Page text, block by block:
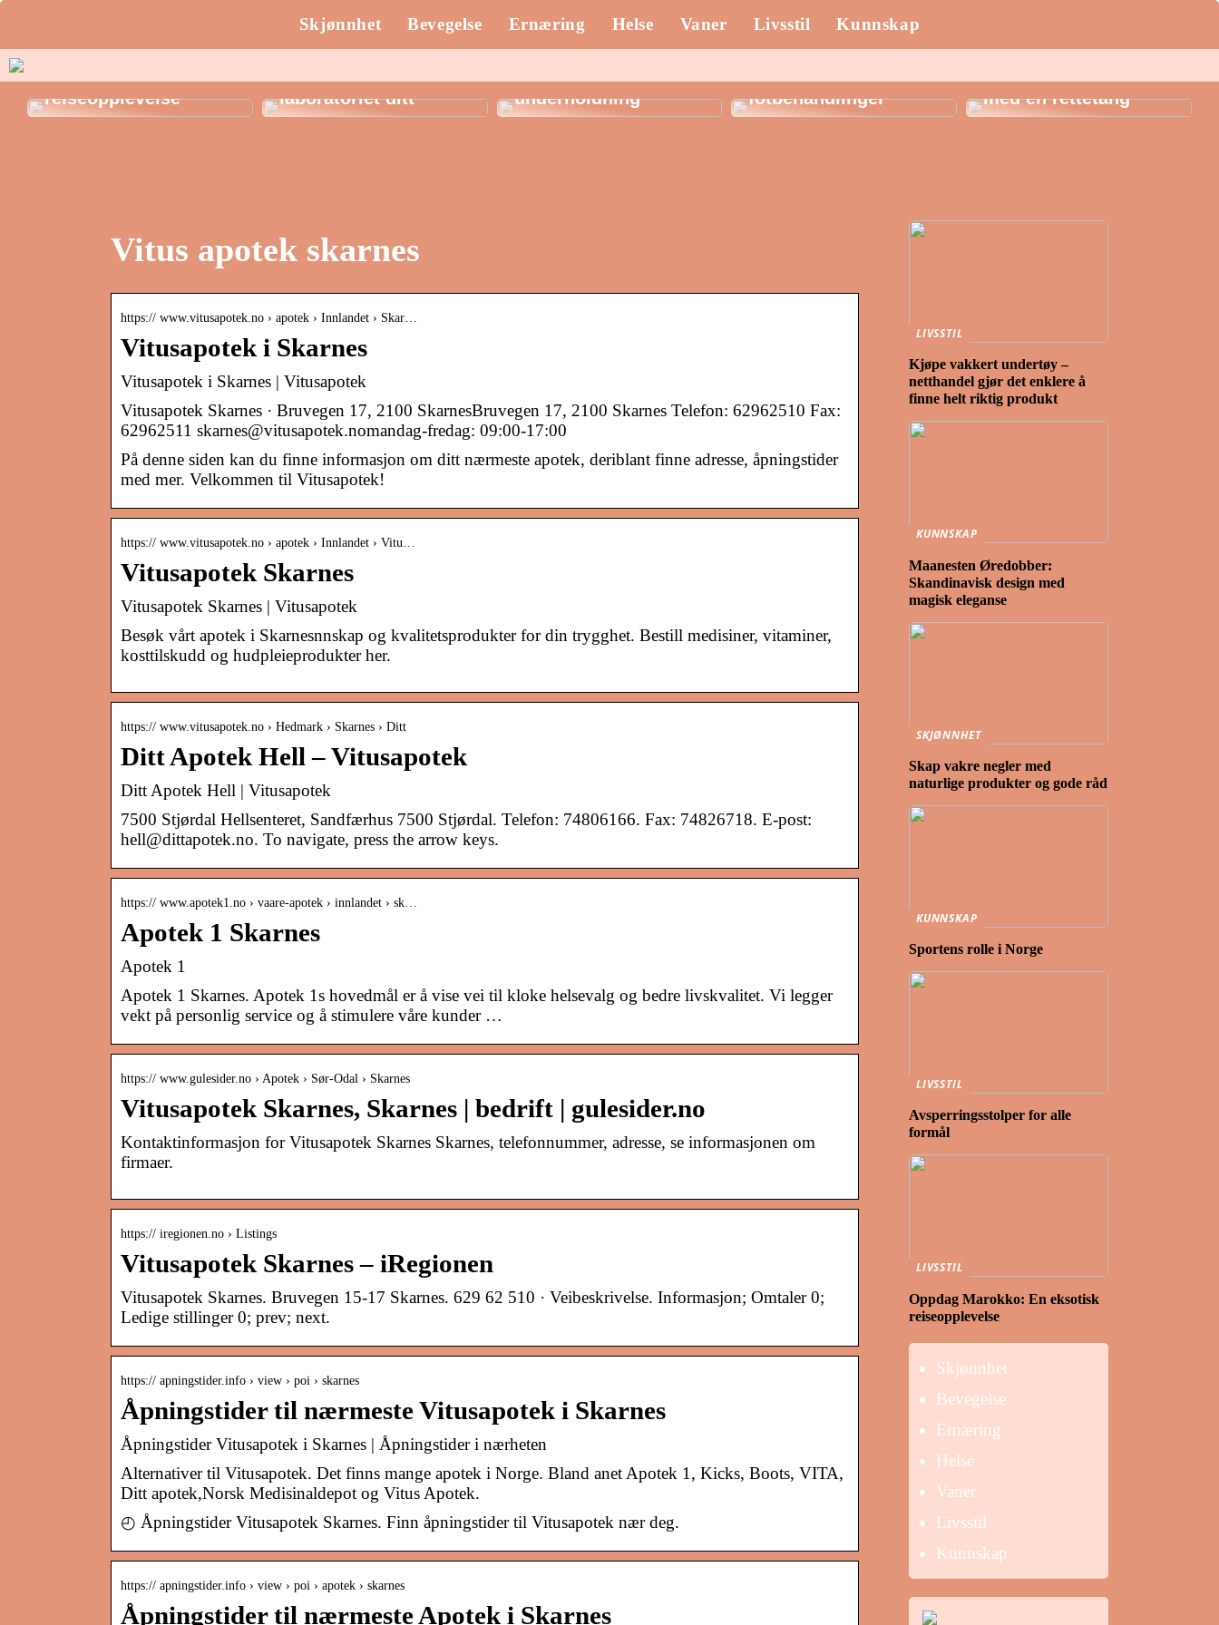
Skjønnhet Bevegelse Ernæring Helse Vaner Livsstil Kunnskap
eksotisk
reiseopplevelse
Erlenmeyer-kolber til
laboratoriet ditt
uendelig
underholdning
de herligste
fotbehandlinger
Style håret i sommer
med en rettetang
Vitus apotek skarnes
https:// www.vitusapotek.no › apotek › Innlandet › Skar…
Vitusapotek i Skarnes
Vitusapotek i Skarnes | Vitusapotek
Vitusapotek Skarnes · Bruvegen 17, 2100 SkarnesBruvegen 17, 2100 Skarnes Telefon: 62962510 Fax:
62962511 skarnes@vitusapotek.nomandag-fredag: 09:00-17:00
På denne siden kan du finne informasjon om ditt nærmeste apotek, deriblant finne adresse, åpningstider
med mer. Velkommen til Vitusapotek!
https:// www.vitusapotek.no › apotek › Innlandet › Vitu…
Vitusapotek Skarnes
Vitusapotek Skarnes | Vitusapotek
Besøk vårt apotek i Skarnesnnskap og kvalitetsprodukter for din trygghet. Bestill medisiner, vitaminer,
kosttilskudd og hudpleieprodukter her.
https:// www.vitusapotek.no › Hedmark › Skarnes › Ditt
Ditt Apotek Hell – Vitusapotek
Ditt Apotek Hell | Vitusapotek
7500 Stjørdal Hellsenteret, Sandfærhus 7500 Stjørdal. Telefon: 74806166. Fax: 74826718. E-post:
hell@dittapotek.no. To navigate, press the arrow keys.
https:// www.apotek1.no › vaare-apotek › innlandet › sk…
Apotek 1 Skarnes
Apotek 1
Apotek 1 Skarnes. Apotek 1s hovedmål er å vise vei til kloke helsevalg og bedre livskvalitet. Vi legger
vekt på personlig service og å stimulere våre kunder …
https:// www.gulesider.no › Apotek › Sør-Odal › Skarnes
Vitusapotek Skarnes, Skarnes | bedrift | gulesider.no
Kontaktinformasjon for Vitusapotek Skarnes Skarnes, telefonnummer, adresse, se informasjonen om
firmaer.
https:// iregionen.no › Listings
Vitusapotek Skarnes – iRegionen
Vitusapotek Skarnes. Bruvegen 15-17 Skarnes. 629 62 510 · Veibeskrivelse. Informasjon; Omtaler 0;
Ledige stillinger 0; prev; next.
https:// apningstider.info › view › poi › skarnes
Åpningstider til nærmeste Vitusapotek i Skarnes
Åpningstider Vitusapotek i Skarnes | Åpningstider i nærheten
Alternativer til Vitusapotek. Det finns mange apotek i Norge. Bland anet Apotek 1, Kicks, Boots, VITA,
Ditt apotek,Norsk Medisinaldepot og Vitus Apotek.
◴ Åpningstider Vitusapotek Skarnes. Finn åpningstider til Vitusapotek nær deg.
https:// apningstider.info › view › poi › apotek › skarnes
Åpningstider til nærmeste Apotek i Skarnes
LIVSSTIL
Kjøpe vakkert undertøy –
netthandel gjør det enklere å
finne helt riktig produkt
KUNNSKAP
Maanesten Øredobber:
Skandinavisk design med
magisk eleganse
SKJØNNHET
Skap vakre negler med
naturlige produkter og gode råd
KUNNSKAP
Sportens rolle i Norge
LIVSSTIL
Avsperringsstolper for alle
formål
LIVSSTIL
Oppdag Marokko: En eksotisk
reiseopplevelse
Skjønnhet
Bevegelse
Ernæring
Helse
Vaner
Livsstil
Kunnskap